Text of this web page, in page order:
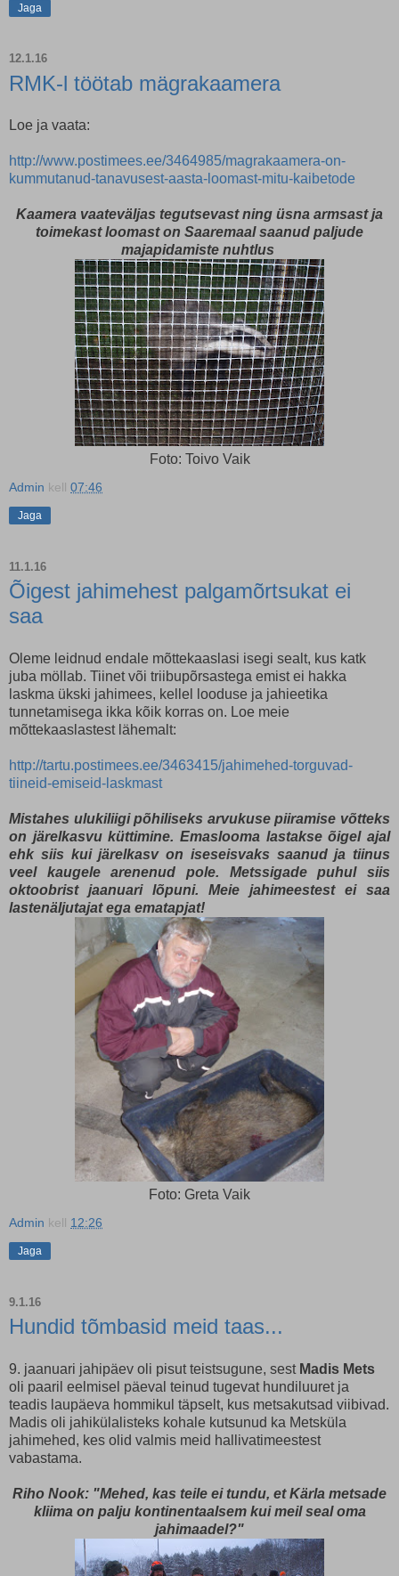
Jaga
12.1.16
RMK-l töötab mägrakaamera
Loe ja vaata:
http://www.postimees.ee/3464985/magrakaamera-on-
kummutanud-tanavusest-aasta-loomast-mitu-kaibetode
Kaamera vaateväljas tegutsevast ning üsna armsast ja
toimekast loomast on Saaremaal saanud paljude
majapidamiste nuhtlus
Foto: Toivo Vaik
Admin kell 07:46
Jaga
11.1.16
Õigest jahimehest palgamõrtsukat ei
saa
Oleme leidnud endale mõttekaaslasi isegi sealt, kus katk
juba möllab. Tiinet või triibupõrsastega emist ei hakka
laskma ükski jahimees, kellel looduse ja jahieetika
tunnetamisega ikka kõik korras on. Loe meie
mõttekaaslastest lähemalt:
http://tartu.postimees.ee/3463415/jahimehed-torguvad-
tiineid-emiseid-laskmast
Mistahes ulukiliigi põhiliseks arvukuse piiramise võtteks
on järelkasvu küttimine. Emaslooma lastakse õigel ajal
ehk siis kui järelkasv on iseseisvaks saanud ja tiinus
veel kaugele arenenud pole. Metssigade puhul siis
oktoobrist jaanuari lõpuni. Meie jahimeestest ei saa
lastenäljutajat ega ematapjat!
Foto: Greta Vaik
Admin kell 12:26
Jaga
9.1.16
Hundid tõmbasid meid taas...
9. jaanuari jahipäev oli pisut teistsugune, sest Madis Mets
oli paaril eelmisel päeval teinud tugevat hundiluuret ja
teadis laupäeva hommikul täpselt, kus metsakutsad viibivad.
Madis oli jahikülalisteks kohale kutsunud ka Metsküla
jahimehed, kes olid valmis meid hallivatimeestest
vabastama.
Riho Nook: "Mehed, kas teile ei tundu, et Kärla metsade
kliima on palju kontinentaalsem kui meil seal oma
jahimaadel?"